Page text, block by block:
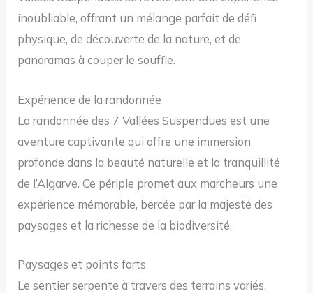
inoubliable, offrant un mélange parfait de défi
physique, de découverte de la nature, et de
panoramas à couper le souffle.
Expérience de la randonnée
La randonnée des 7 Vallées Suspendues est une
aventure captivante qui offre une immersion
profonde dans la beauté naturelle et la tranquillité
de l’Algarve. Ce périple promet aux marcheurs une
expérience mémorable, bercée par la majesté des
paysages et la richesse de la biodiversité.
Paysages et points forts
Le sentier serpente à travers des terrains variés,